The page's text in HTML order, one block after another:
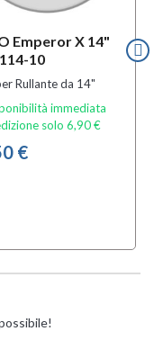
Emperor X 14"
10
Rullante da 14"
immediata
solo 6,90 €
€